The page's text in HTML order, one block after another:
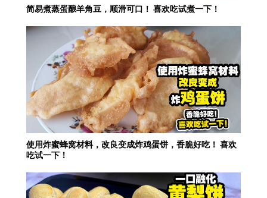
简易煮蒸蛋酿羊角豆，顺滑可口！ 喜欢吃试煮一下！
使用炸蜜蜂窝材料，改良变成炸鸡蛋饼，香脆好吃！ 喜欢
吃试一下！